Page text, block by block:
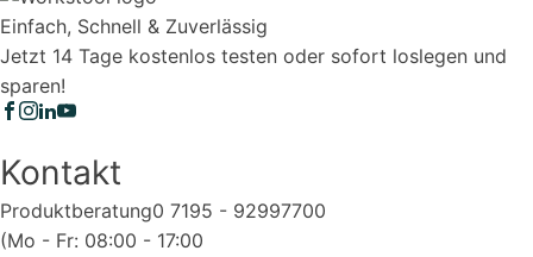
Einfach, Schnell & Zuverlässig
Jetzt 14 Tage kostenlos testen oder sofort loslegen und
sparen!
Kontakt
Produktberatung0 7195 - 92997700
(Mo - Fr: 08:00 - 17:00